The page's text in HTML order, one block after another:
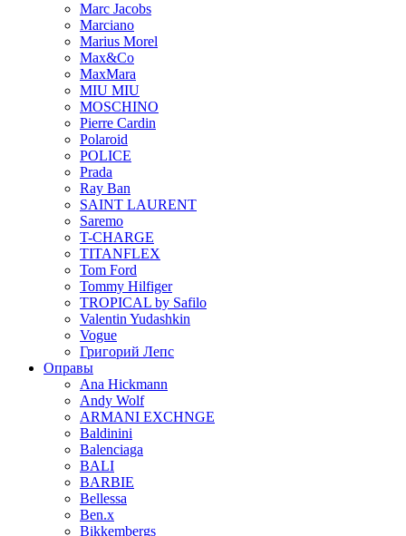
Marc Jacobs
Marciano
Marius Morel
Max&Co
MaxMara
MIU MIU
MOSCHINO
Pierre Cardin
Polaroid
POLICE
Prada
Ray Ban
SAINT LAURENT
Saremo
T-CHARGE
TITANFLEX
Tom Ford
Tommy Hilfiger
TROPICAL by Safilo
Valentin Yudashkin
Vogue
Григорий Лепс
Оправы
Ana Hickmann
Andy Wolf
ARMANI EXCHNGE
Baldinini
Balenciaga
BALI
BARBIE
Bellessa
Ben.x
Bikkembergs